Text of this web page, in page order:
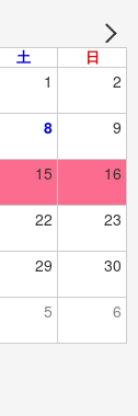
土 日
1 2
8 9
15 16
22 23
29 30
5 6